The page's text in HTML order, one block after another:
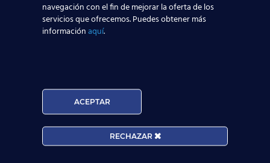
Solicita información
Nombre*
Email*
navegación con el fin de mejorar la oferta de los
servicios que ofrecemos. Puedes obtener más
informaciónaquí.
ACEPTAR
RECHAZAR